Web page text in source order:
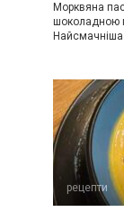
Морквяна
шоколадною
рецепти